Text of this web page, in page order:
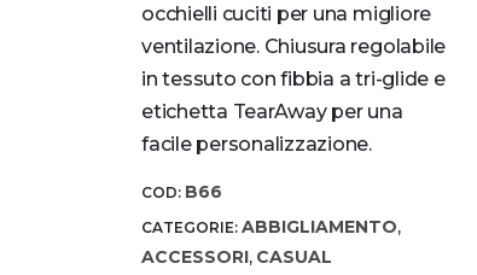
occhielli cuciti per una migliore
ventilazione. Chiusura regolabile
in tessuto con fibbia a tri-glide e
etichetta TearAway per una
facile personalizzazione.
COD: B66
CATEGORIE: ABBIGLIAMENTO,
ACCESSORI, CASUAL